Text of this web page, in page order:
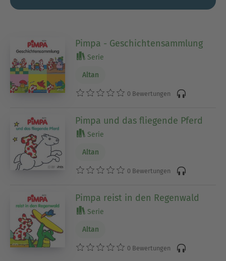
Pimpa - Geschichtensammlung
Serie
Altan
0 Bewertungen
Pimpa und das fliegende Pferd
Serie
Altan
0 Bewertungen
Pimpa reist in den Regenwald
Serie
Altan
0 Bewertungen